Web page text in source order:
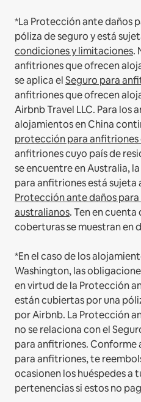
*La Protección ante daños
póliza de seguro y está
condiciones y limitaciones.
anfitriones que ofrecen
se aplica elSeguro para
anfitriones que ofrecen
Airbnb Travel LLC. Para los
alojamientos en China
protección para anfitriones
anfitriones cuyo país de
se encuentre en Australia,
para anfitriones está sujeta
Protección ante daños
australianos. Ten en
coberturas se muestran en
*En el caso de los
Washington, las
en virtud de la Protección
están cubiertas por una
por Airbnb. La Protección
no se relaciona con el
para anfitriones. Conforme
para anfitriones, te
ocasionen los huéspedes a
pertenencias si estos no